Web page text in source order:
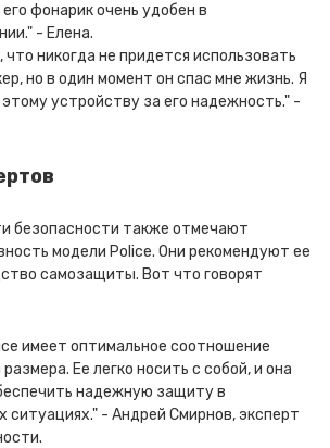
фонарик очень удобен в
- Елена.
что никогда не придется использовать
но в один момент он спас мне жизнь. Я
устройству за его надежность." -
безопасности также отмечают
модели Police. Они рекомендуют ее
самозащиты. Вот что говорят
имеет оптимальное соотношение
Ее легко носить с собой, и она
надежную защиту в
ситуациях." - Андрей Смирнов, эксперт